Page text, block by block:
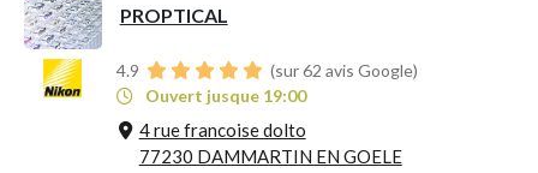
PROPTICAL
4.9
(sur 62 avis Google)
Ouvert jusque 19:00
4 rue francoise dolto
77230 DAMMARTIN EN GOELE